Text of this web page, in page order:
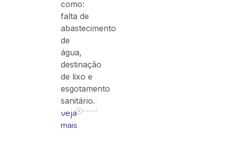
como:
falta de
abastecimento
de
água,
destinação
de lixo e
esgotamento
sanitário.
veja
mais